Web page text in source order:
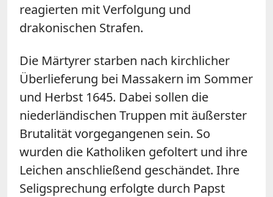
reagierten mit Verfolgung und
drakonischen Strafen.
Die Märtyrer starben nach kirchlicher
Überlieferung bei Massakern im Sommer
und Herbst 1645. Dabei sollen die
niederländischen Truppen mit äußerster
Brutalität vorgegangenen sein. So
wurden die Katholiken gefoltert und ihre
Leichen anschließend geschändet. Ihre
Seligsprechung erfolgte durch Papst